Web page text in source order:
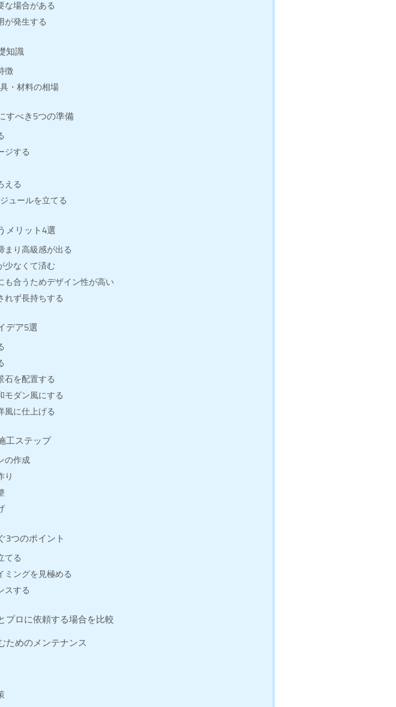
な場合がある
が発生する
知識
徴
・材料の相場
すべき5つの準備
ジする
える
ュールを立てる
メリット4選
まり高級感が出る
少なくて済む
も合うためデザイン性が高い
れず長持ちする
デア5選
石を配置する
モダン風にする
風に仕上げる
工ステップ
の作成
り
3つのポイント
てる
ミングを見極める
スする
プロに依頼する場合を比較
ためのメンテナンス